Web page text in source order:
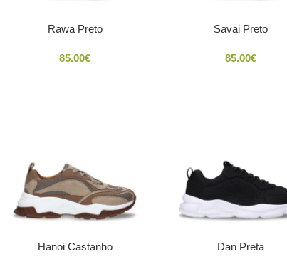
Rawa Preto
85.00€
Savai Preto
85.00€
Hanoi Castanho Dan Preta